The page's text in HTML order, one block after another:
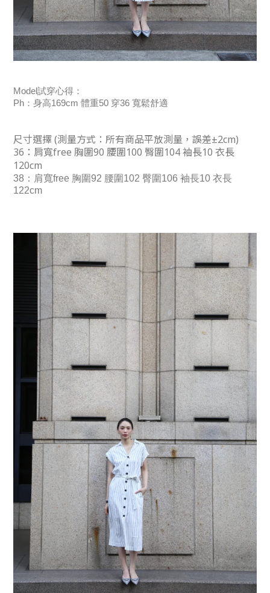
Model試穿心得：
Ph：身高169cm 體重50 穿36 寬鬆舒適
尺寸選擇 (測量方式： 所有商品平放測量，誤差±2cm)
36：肩寬free 胸圍90 腰圍100 臀圍104 袖長10 衣長
120cm
38：肩寬free 胸圍92 腰圍102 臀圍106 袖長10 衣長
122cm